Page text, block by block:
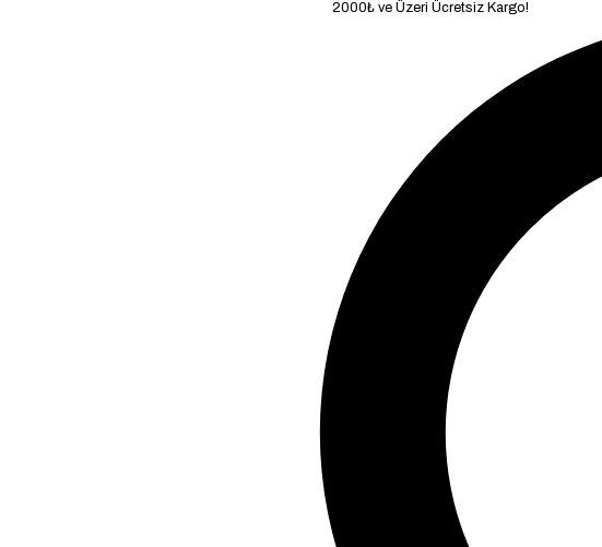
2000₺ ve Üzeri Ücretsiz Kargo!